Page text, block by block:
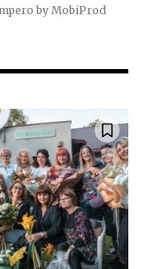
part of the
by MobiProd